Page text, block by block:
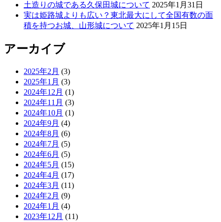
土造りの城である久保田城について 2025年1月31日
実は姫路城よりも広い？東北最大にして全国有数の面
積を持つお城、山形城について 2025年1月15日
アーカイブ
2025年2月 (3)
2025年1月 (3)
2024年12月 (1)
2024年11月 (3)
2024年10月 (1)
2024年9月 (4)
2024年8月 (6)
2024年7月 (5)
2024年6月 (5)
2024年5月 (15)
2024年4月 (17)
2024年3月 (11)
2024年2月 (9)
2024年1月 (4)
2023年12月 (11)